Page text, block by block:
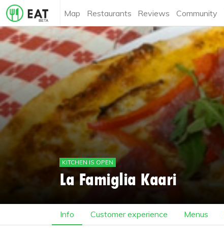
Map Restaurants Reviews Community
KITCHEN IS OPEN
La Famiglia Kaari
Info Customer experience Menus